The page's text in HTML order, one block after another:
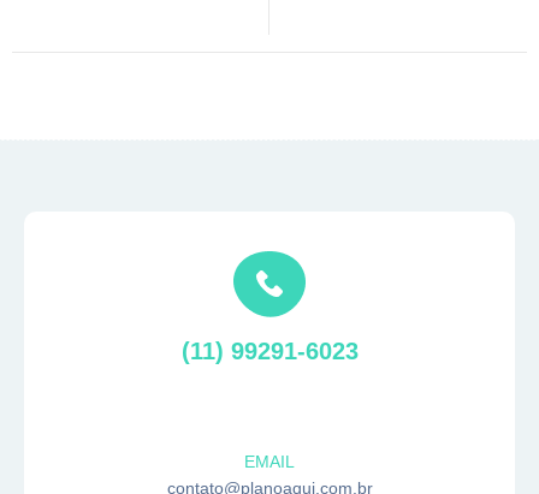
(11) 99291-6023
EMAIL
contato@planoaqui.com.br